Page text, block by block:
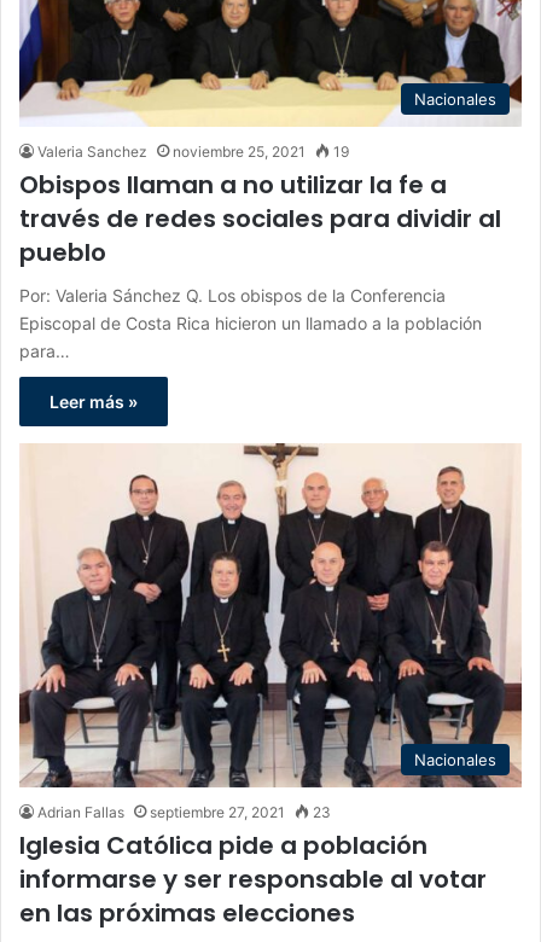
Nacionales
Valeria Sanchez noviembre 25, 2021 19
Obispos llaman a no utilizar la fe a
través de redes sociales para dividir al
pueblo
Por: Valeria Sánchez Q. Los obispos de la Conferencia
Episcopal de Costa Rica hicieron un llamado a la población
para…
Leer más »
Nacionales
Adrian Fallas septiembre 27, 2021 23
Iglesia Católica pide a población
informarse y ser responsable al votar
en las próximas elecciones